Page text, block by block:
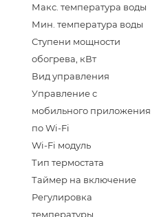
Макс. температура воды
Мин. температура воды
Ступени мощности
обогрева, кВт
Вид управления
Управление c
мобильного приложения
по Wi-Fi
Wi-Fi модуль
Тип термостата
Таймер на включение
Регулировка
температуры